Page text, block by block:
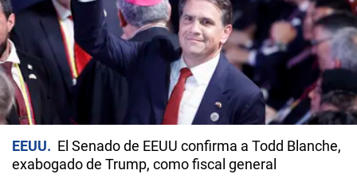
EEUU
El Senado de EEUU confirma a Todd Blanche,
exabogado de Trump, como fiscal general